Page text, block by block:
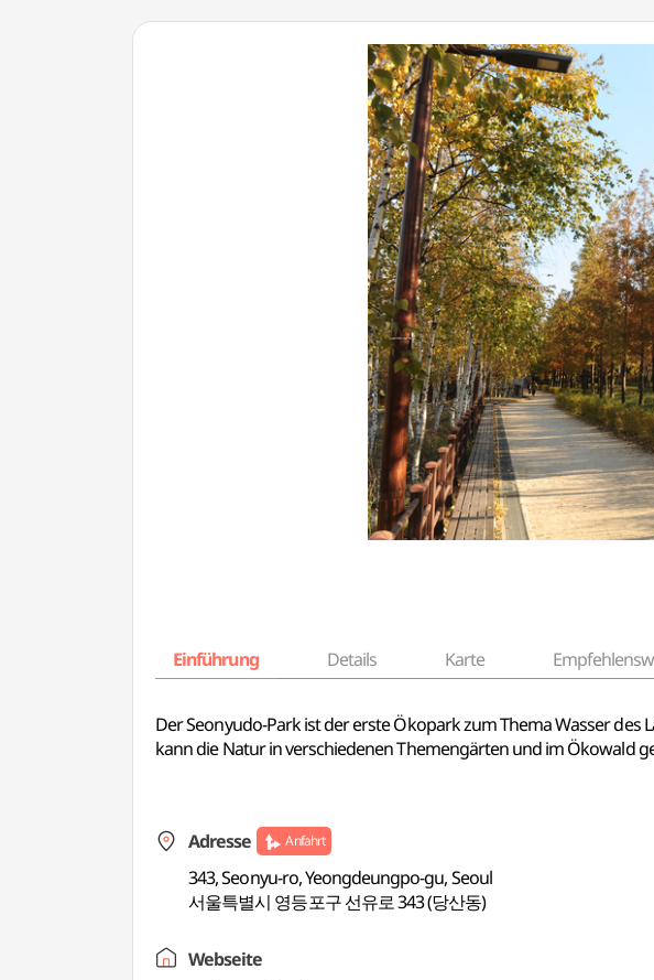
Einführung Details Karte
Der Seonyudo-Park ist der erste Ökopark zum Thema Wasser
kann die Natur in verschiedenen Themengärten und im Ökowald
Adresse Anfahrt
343, Seonyu-ro, Yeongdeungpo-gu, Seoul
서울특별시 영등포구 선유로 343 (당산동)
Webseite